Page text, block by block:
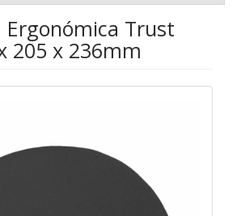
Trust
205 x 236mm